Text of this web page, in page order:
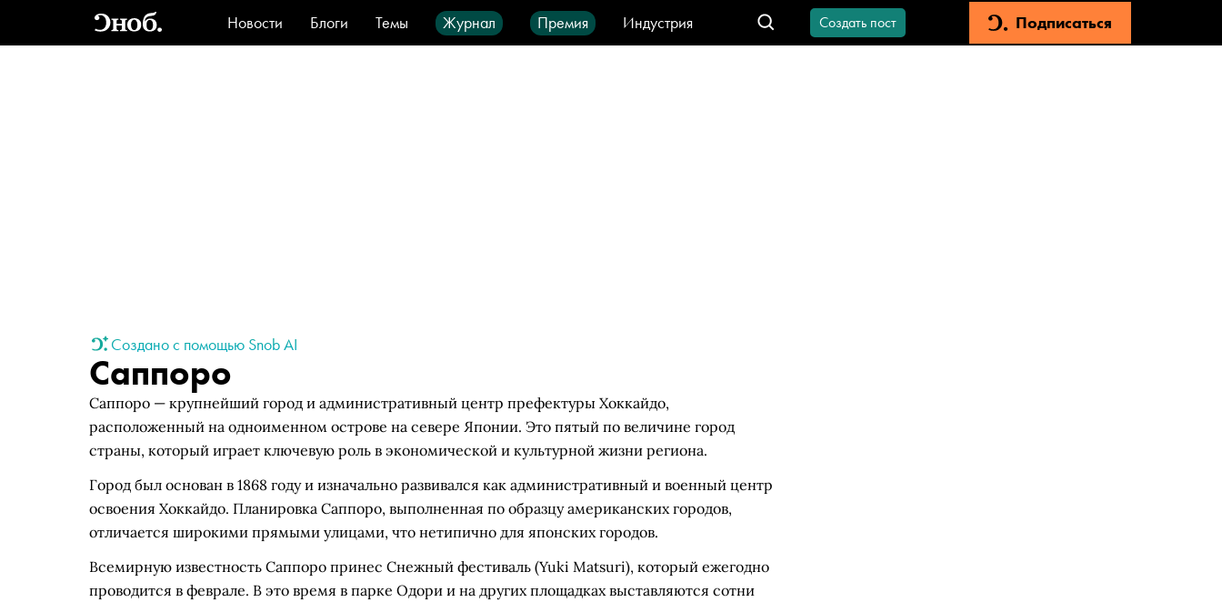
Новости Блоги Темы Журнал Премия
Индустрия
Стиль
Видео Город IT-продукты
Создать пост Подписаться
Создано с помощью Snob AI
Саппоро
Саппоро — крупнейший город и административный центр префектуры Хоккайдо,
расположенный на одноименном острове на севере Японии. Это пятый по величине город
страны, который играет ключевую роль в экономической и культурной жизни региона.
Город был основан в 1868 году и изначально развивался как административный и военный центр
освоения Хоккайдо. Планировка Саппоро, выполненная по образцу американских городов,
отличается широкими прямыми улицами, что нетипично для японских городов.
Всемирную известность Саппоро принес Снежный фестиваль (Yuki Matsuri), который ежегодно
проводится в феврале. В это время в парке Одори и на других площадках выставляются сотни